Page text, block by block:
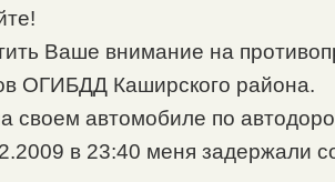
Ваше внимание на
ОГИБДД Каширского района.
своем автомобиле по
в 23:40 меня задержали